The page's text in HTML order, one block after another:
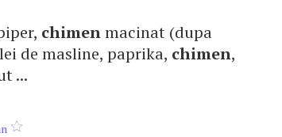
chimenmacinat (dupa
de masline, paprika, chimen,
...